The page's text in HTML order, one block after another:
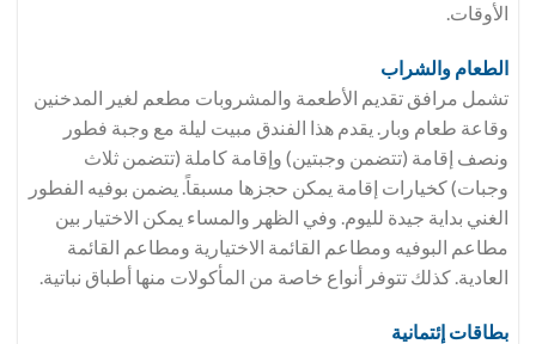
الأوقات.
الطعام والشراب
تشمل مرافق تقديم الأطعمة والمشروبات مطعم لغير المدخنين
وقاعة طعام وبار. يقدم هذا الفندق مبيت ليلة مع وجبة فطور
ونصف إقامة (تتضمن وجبتين) وإقامة كاملة (تتضمن ثلاث
وجبات) كخيارات إقامة يمكن حجزها مسبقاً. يضمن بوفيه الفطور
الغني بداية جيدة لليوم. وفي الظهر والمساء يمكن الاختيار بين
مطاعم البوفيه ومطاعم القائمة الاختيارية ومطاعم القائمة
العادية. كذلك تتوفر أنواع خاصة من المأكولات منها أطباق نباتية.
بطاقات إئتمانية